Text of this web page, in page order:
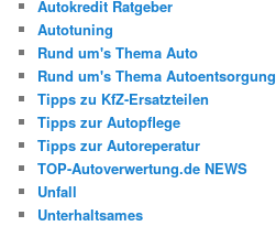
Autokredit Ratgeber
Autotuning
Rund um's Thema Auto
Rund um's Thema Autoentsorgung
Tipps zu KfZ-Ersatzteilen
Tipps zur Autopflege
Tipps zur Autoreperatur
TOP-Autoverwertung.de NEWS
Unfall
Unterhaltsames